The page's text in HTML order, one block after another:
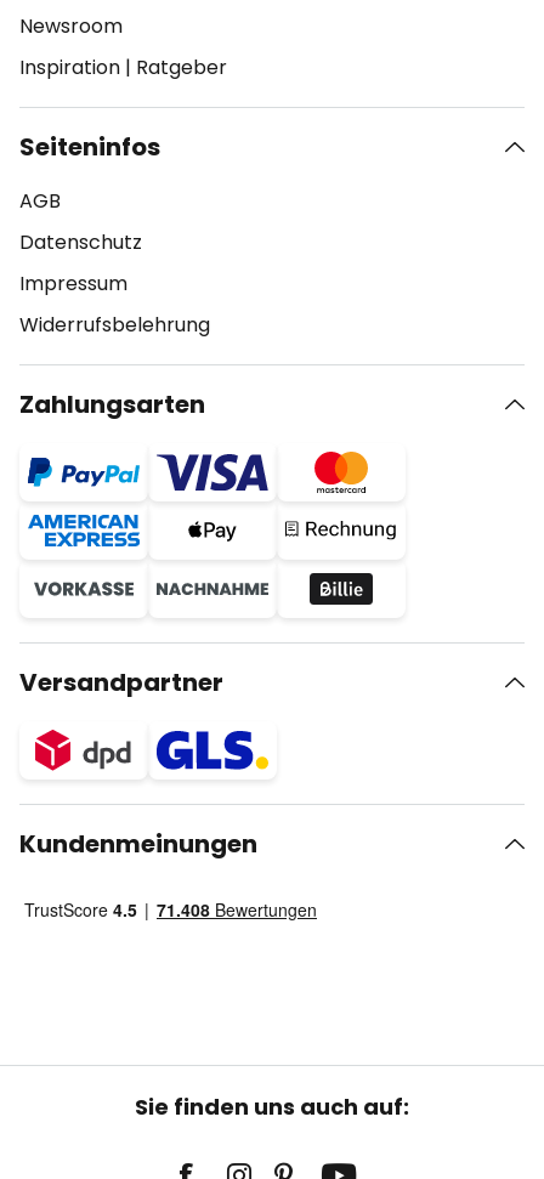
Newsroom
Inspiration | Ratgeber
Seiteninfos
AGB
Datenschutz
Impressum
Widerrufsbelehrung
Zahlungsarten
Versandpartner
Kundenmeinungen
Sie finden uns auch auf: